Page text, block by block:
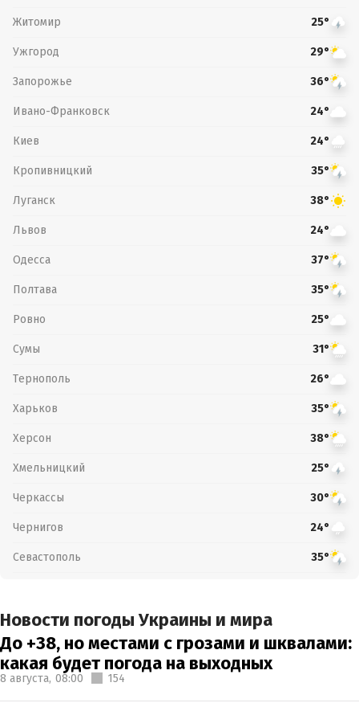
Житомир 25°
Ужгород 29°
Запорожье 36°
Ивано-Франковск 24°
Киев 24°
Кропивницкий 35°
Луганск 38°
Львов 24°
Одесса 37°
Полтава 35°
Ровно 25°
Сумы 31°
Тернополь 26°
Харьков 35°
Херсон 38°
Хмельницкий 25°
Черкассы 30°
Чернигов 24°
Севастополь 35°
Новости погоды Украины и мира
До +38, но местами с грозами и шквалами:
какая будет погода на выходных
8 августа, 08:00 154